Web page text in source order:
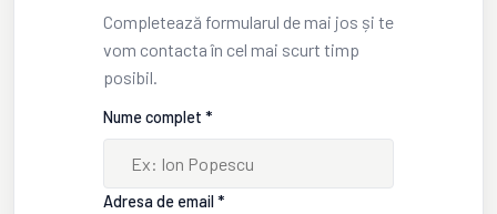
Completează formularul de mai jos și te
vom contacta în cel mai scurt timp
posibil.
Nume complet *
Adresa de email *